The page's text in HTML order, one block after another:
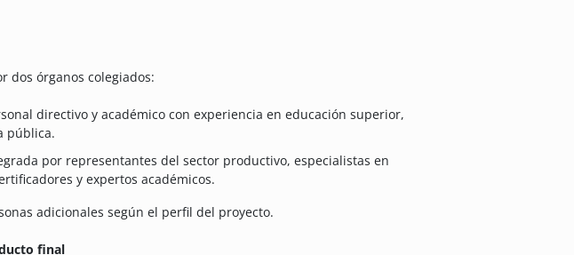
dos órganos colegiados:
directivo y académico con experiencia en educación superior,
pública.
por representantes del sector productivo, especialistas en
y expertos académicos.
adicionales según el perfil del proyecto.
final